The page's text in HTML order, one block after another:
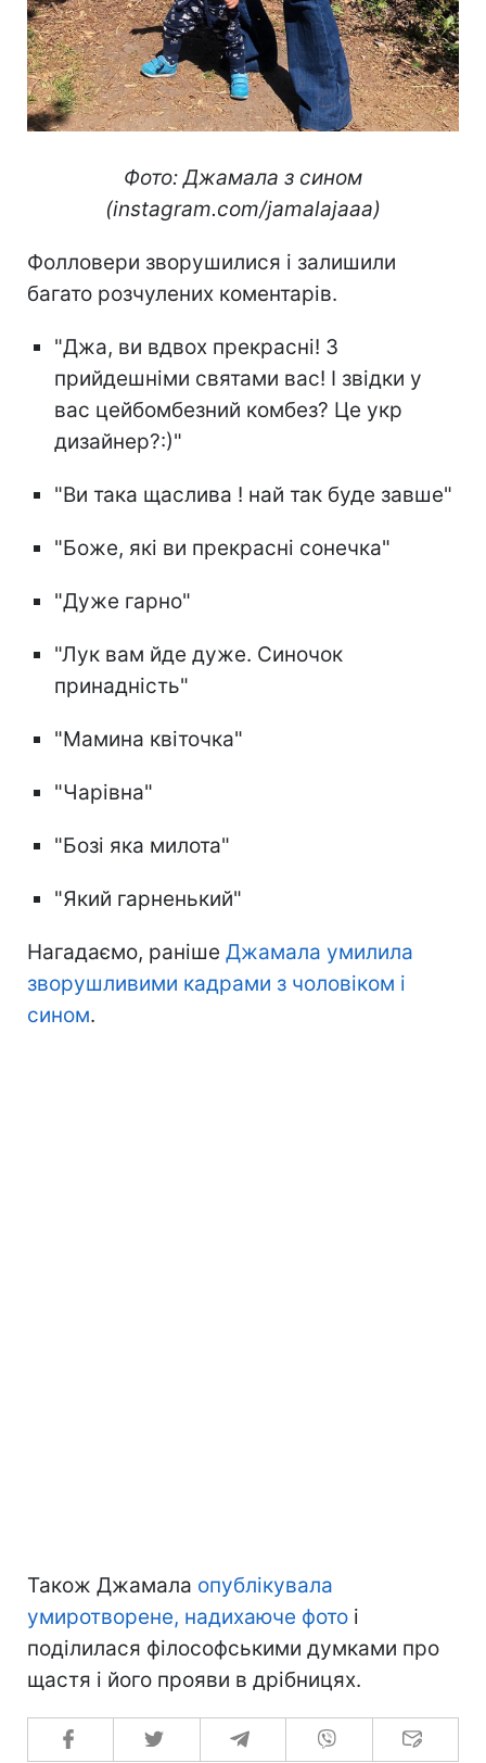
Фото: Джамала з сином
(instagram.com/jamalajaaa)
Фолловери зворушилися і залишили
багато розчулених коментарів.
"Джа, ви вдвох прекрасні! З
прийдешніми святами вас! І звідки у
вас цейбомбезний комбез? Це укр
дизайнер?:)"
"Ви така щаслива ! най так буде завше"
"Боже, які ви прекрасні сонечка"
"Дуже гарно"
"Лук вам йде дуже. Синочок
принадність"
"Мамина квіточка"
"Чарівна"
"Бозі яка милота"
"Який гарненький"
Нагадаємо, раніше Джамала умилила
зворушливими кадрами з чоловіком і
сином.
Також Джамала опублікувала
умиротворене, надихаюче фото і
поділилася філософськими думками про
щастя і його прояви в дрібницях.